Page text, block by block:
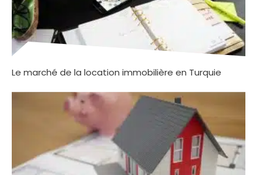
Le marché de la location immobilière en Turquie